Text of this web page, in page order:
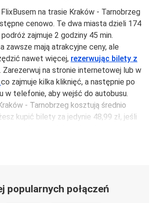
na trasie Kraków - Tarnobrzeg
cenowo. Te dwa miasta dzieli 174
zajmuje 2 godziny 45 min.
zawsze mają atrakcyjne ceny, ale
nawet więcej, rezerwując bilety z
. Zarezerwuj na stronie internetowej lub w
co zajmuje kilka kliknięć, a następnie po
w telefonie, aby wejść do autobusu.
- Tarnobrzeg kosztują średnio
kupić bilety za jedynie 48,99 zł, jeśli
podróżować szybko,
popularnych połączeń